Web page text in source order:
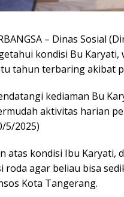
– Dinas Sosial
kondisi Bu Karyati,
tahun terbaring akibat
kediaman Bu
aktivitas harian
5/2025)
atas kondisi Ibu Karyati,
roda agar beliau bisa
Kota Tangerang.